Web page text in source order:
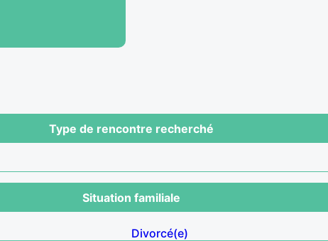
Type de rencontre recherché
Situation familiale
Divorcé(e)